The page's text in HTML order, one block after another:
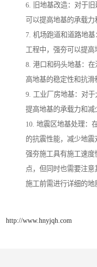
6. 旧地基改造：对于
可以提高地基的承载力
7. 机场跑道和道路地
工程中，强夯可以提高
8. 港口和码头地基：
高地基的稳定性和抗滑
9. 工业厂房地基：对
提高地基的承载力和减
10. 地震区地基处理：
的抗震性能，减少地震
强夯施工具有施工速
点，但同时也需要注意
施工前需进行详细的地
http://www.hnyjqh.com